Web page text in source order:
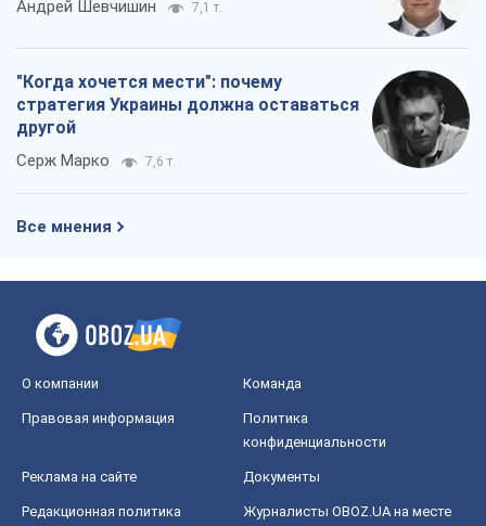
Андрей Шевчишин 7,1 т.
"Когда хочется мести": почему
стратегия Украины должна оставаться
другой
Серж Марко 7,6 т.
Все мнения
О компании Команда
Правовая информация
Политика
конфиденциальности
Реклама на сайте Документы
Редакционная политика
Журналисты OBOZ.UA на месте